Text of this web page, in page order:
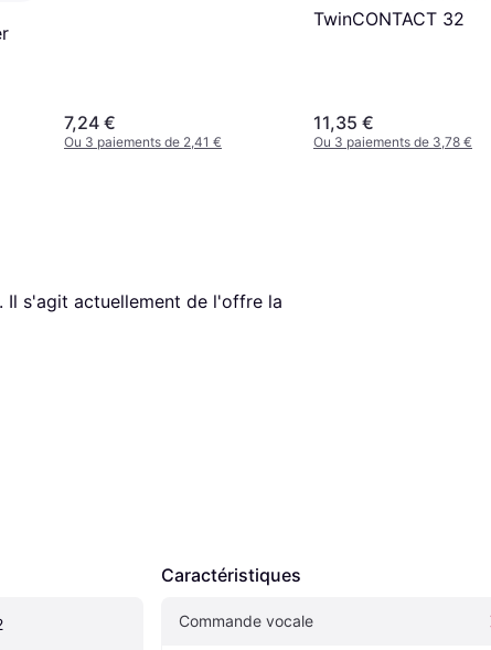
7,24 €
Ou 3 paiements de 2,41 €
TwinCONTACT 32
11,35 €
Ou 3 paiements de 3,78 €
. Il s'agit actuellement de l'offre la
Caractéristiques
Commande vocale